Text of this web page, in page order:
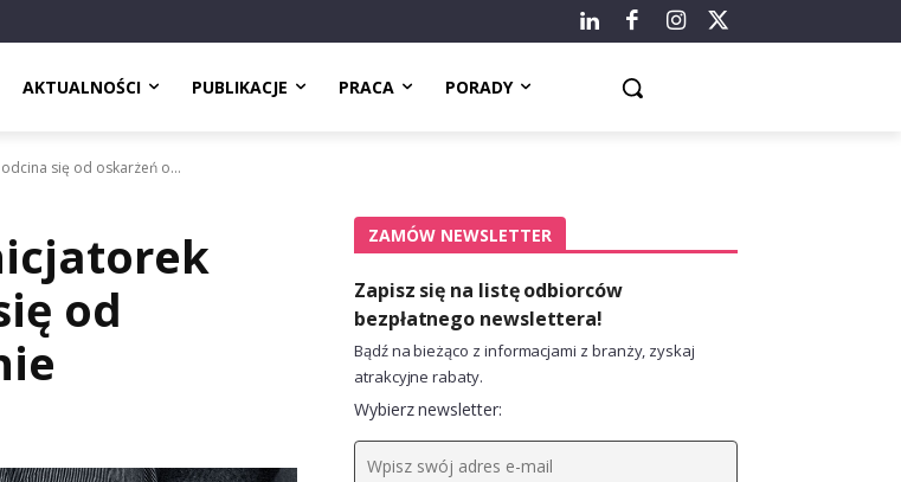
AKTUALNOŚCI PUBLIKACJE PRACA PORADY
się od oskarżeń o...
od
ZAMÓW NEWSLETTER
Zapisz się na listę odbiorców
bezpłatnego newslettera!
Bądź na bieżąco z informacjami z branży, zyskaj
atrakcyjne rabaty.
Wybierz newsletter: